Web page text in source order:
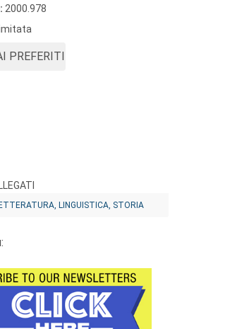
2000.978
PREFERITI
LINGUISTICA, STORIA